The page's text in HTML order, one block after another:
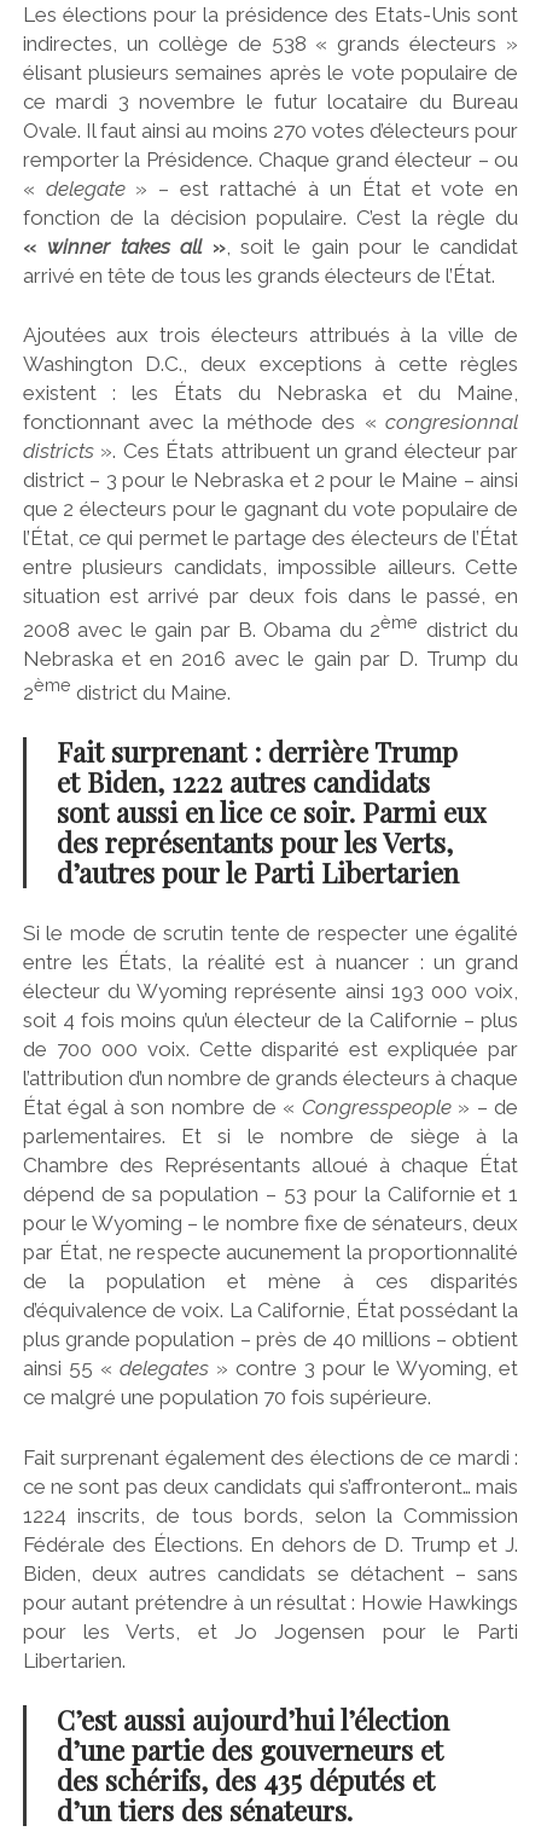
Les élections pour la présidence des Etats-Unis sont
indirectes, un collège de 538 « grands électeurs »
élisant plusieurs semaines après le vote populaire de
ce mardi 3 novembre le futur locataire du Bureau
Ovale. Il faut ainsi au moins 270 votes d’électeurs pour
remporter la Présidence. Chaque grand électeur – ou
« delegate» – est rattaché à un État et vote en
fonction de la décision populaire. C’est la règle du
« winner takes all», soit le gain pour le candidat
arrivé en tête de tous les grands électeurs de l’État.
Ajoutées aux trois électeurs attribués à la ville de
Washington D.C., deux exceptions à cette règles
existent : les États du Nebraska et du Maine,
fonctionnant avec la méthode des «congresionnal
districts». Ces États attribuent un grand électeur par
district – 3 pour le Nebraska et 2 pour le Maine – ainsi
que 2 électeurs pour le gagnant du vote populaire de
l’État, ce qui permet le partage des électeurs de l’État
entre plusieurs candidats, impossible ailleurs. Cette
situation est arrivé par deux fois dans le passé, en
2008 avec le gain par B. Obama du 2ème district du
Nebraska et en 2016 avec le gain par D. Trump du
2ème district du Maine.
Fait surprenant : derrière Trump
et Biden, 1222 autres candidats
sont aussi en lice ce soir. Parmi eux
des représentants pour les Verts,
d’autres pour le Parti Libertarien
Si le mode de scrutin tente de respecter une égalité
entre les États, la réalité est à nuancer : un grand
électeur du Wyoming représente ainsi 193 000 voix,
soit 4 fois moins qu’un électeur de la Californie – plus
de 700 000 voix. Cette disparité est expliquée par
l’attribution d’un nombre de grands électeurs à chaque
État égal à son nombre de « Congresspeople» – de
parlementaires. Et si le nombre de siège à la
Chambre des Représentants alloué à chaque État
dépend de sa population – 53 pour la Californie et 1
pour le Wyoming – le nombre fixe de sénateurs, deux
par État, ne respecte aucunement la proportionnalité
de la population et mène à ces disparités
d’équivalence de voix. La Californie, État possédant la
plus grande population – près de 40 millions – obtient
ainsi 55 « delegates» contre 3 pour le Wyoming, et
ce malgré une population 70 fois supérieure.
Fait surprenant également des élections de ce mardi :
ce ne sont pas deux candidats qui s’affronteront… mais
1224 inscrits, de tous bords, selon la Commission
Fédérale des Élections. En dehors de D. Trump et J.
Biden, deux autres candidats se détachent – sans
pour autant prétendre à un résultat : Howie Hawkings
pour les Verts, et Jo Jogensen pour le Parti
Libertarien.
C’est aussi aujourd’hui l’élection
d’une partie des gouverneurs et
des schérifs, des 435 députés et
d’un tiers des sénateurs.